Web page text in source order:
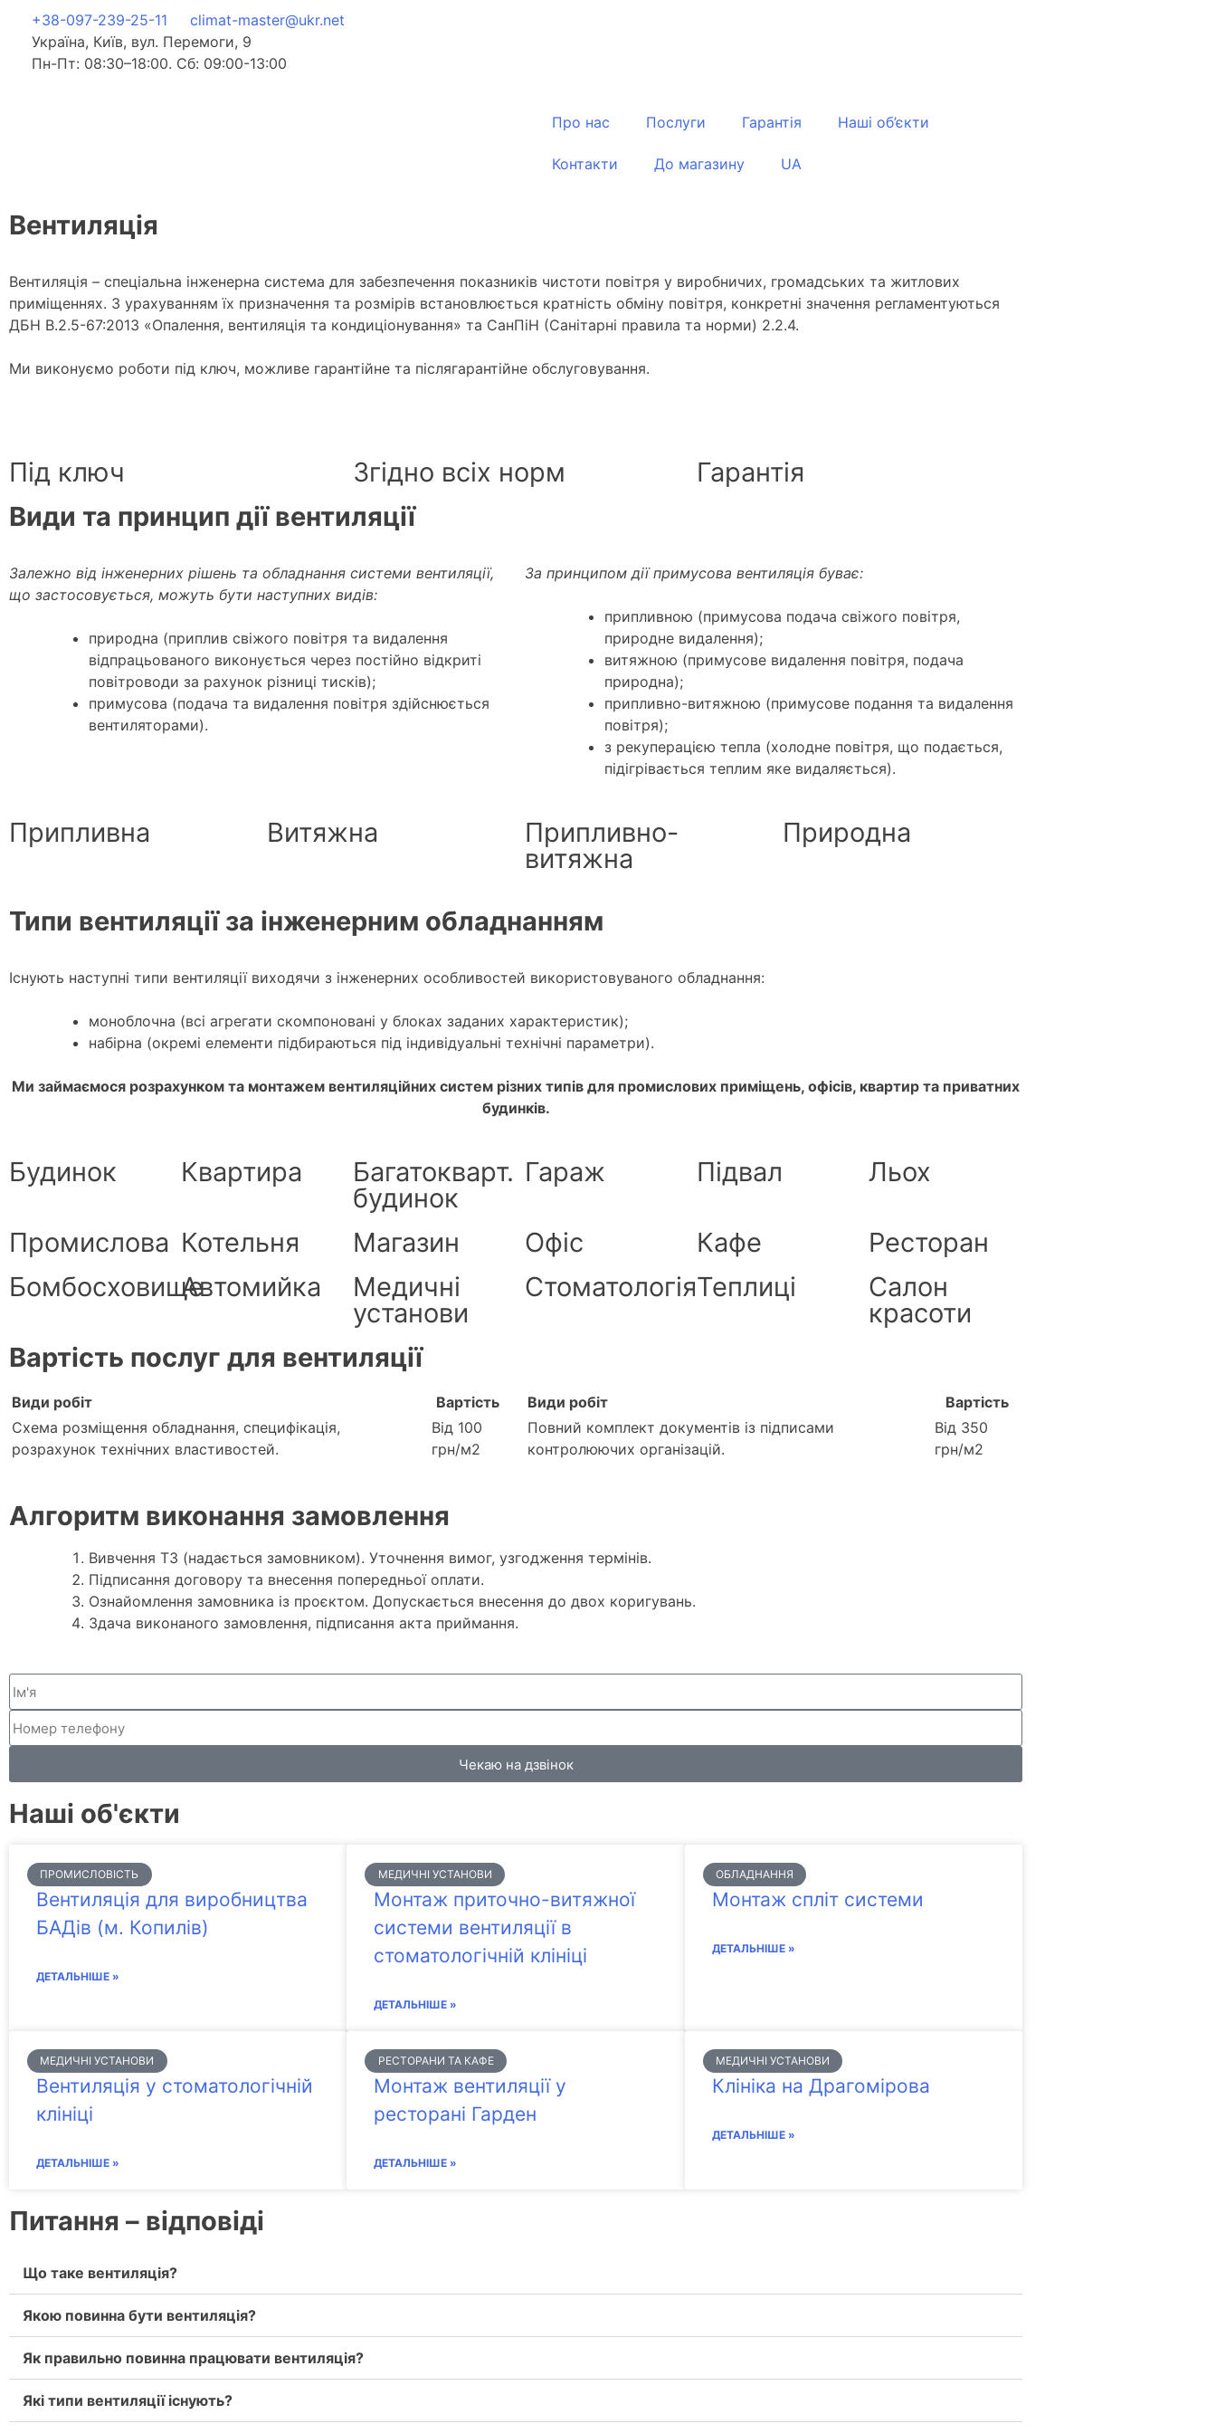
+38-097-239-25-11
climat-master@ukr.net
Україна, Київ, вул. Перемоги, 9
Пн-Пт: 08:30–18:00. Сб: 09:00-13:00
Про нас Послуги Гарантія Наші об’єкти
Контакти До магазину UA
Вентиляція
Вентиляція – спеціальна інженерна система для забезпечення показників чистоти повітря у виробничих, громадських та житлових
приміщеннях. З урахуванням їх призначення та розмірів встановлюється кратність обміну повітря, конкретні значення регламентуються
ДБН В.2.5-67:2013 «Опалення, вентиляція та кондиціонування» та СанПіН (Санітарні правила та норми) 2.2.4.
Ми виконуємо роботи під ключ, можливе гарантійне та післягарантійне обслуговування.
Під ключ Згідно всіх норм
Гарантія
Види та принцип дії вентиляції
Залежно від інженерних рішень та обладнання системи вентиляції,
що застосовується, можуть бути наступних видів:
природна (приплив свіжого повітря та видалення
відпрацьованого виконується через постійно відкриті
повітроводи за рахунок різниці тисків);
примусова (подача та видалення повітря здійснюється
вентиляторами).
За принципом дії примусова вентиляція буває:
припливною (примусова подача свіжого повітря,
природне видалення);
витяжною (примусове видалення повітря, подача
природна);
припливно-витяжною (примусове подання та видалення
повітря);
з рекуперацією тепла (холодне повітря, що подається,
підігрівається теплим яке видаляється).
Припливна Витяжна
Припливно-
витяжна
Природна
Типи вентиляції за інженерним обладнанням
Існують наступні типи вентиляції виходячи з інженерних особливостей використовуваного обладнання:
моноблочна (всі агрегати скомпоновані у блоках заданих характеристик);
набірна (окремі елементи підбираються під індивідуальні технічні параметри).
Ми займаємося розрахунком та монтажем вентиляційних систем різних типів для промислових приміщень, офісів, квартир та приватних
будинків.
Будинок Квартира
Багатокварт.
будинок
Гараж Підвал Льох
Промислова Котельня Магазин Офіс Кафе
Ресторан
БомбосховищеАвтомийка
Медичні
установи
СтоматологіяТеплиці
Салон
красоти
Вартість послуг для вентиляції
Види робіт
Вартість
Схема розміщення обладнання, специфікація,
розрахунок технічних властивостей.
Від 100
грн/м2
Види робіт
Вартість
Повний комплект документів із підписами
контролюючих організацій.
Від 350
грн/м2
Алгоритм виконання замовлення
Вивчення ТЗ (надається замовником). Уточнення вимог, узгодження термінів.
Підписання договору та внесення попередньої оплати.
Ознайомлення замовника із проєктом. Допускається внесення до двох коригувань.
Здача виконаного замовлення, підписання акта приймання.
Чекаю на дзвінок
Наші об'єкти
ПРОМИСЛОВІСТЬ
Вентиляція для виробництва
БАДів (м. Копилів)
ДЕТАЛЬНІШЕ »
МЕДИЧНІ УСТАНОВИ
Монтаж приточно-витяжної
системи вентиляції в
стоматологічній клініці
ДЕТАЛЬНІШЕ »
ОБЛАДНАННЯ
Монтаж спліт системи
ДЕТАЛЬНІШЕ »
МЕДИЧНІ УСТАНОВИ
Вентиляція у стоматологічній
клініці
ДЕТАЛЬНІШЕ »
РЕСТОРАНИ ТА КАФЕ
Монтаж вентиляції у
ресторані Гарден
ДЕТАЛЬНІШЕ »
МЕДИЧНІ УСТАНОВИ
Клініка на Драгомірова
ДЕТАЛЬНІШЕ »
Питання – відповіді
Що таке вентиляція?
Якою повинна бути вентиляція?
Як правильно повинна працювати вентиляція?
Які типи вентиляції існують?